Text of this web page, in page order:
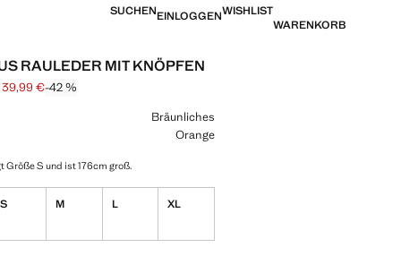
SUCHENEINLOGGENWISHLIST
WARENKORB
RAULEDER MIT KNÖPFEN
durchgestrichen [239,99 € ]
[139,99 € ]
€-42 %
Farbe
Bräunliches
Orange
Größe S und ist 176cm groß.
S M L XL